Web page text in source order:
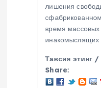
лишения
время массовых
инакомыслящих
Тавсия этинг
Share: